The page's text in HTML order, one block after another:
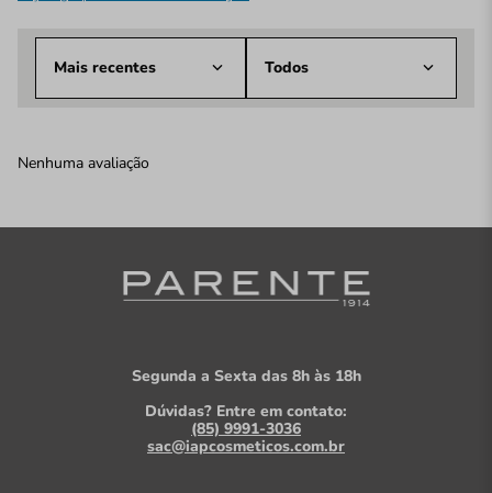
Mais recentes Todos
Nenhuma avaliação
Segunda a Sexta das 8h às 18h
Dúvidas? Entre em contato:
(85) 9991-3036
sac@iapcosmeticos.com.br